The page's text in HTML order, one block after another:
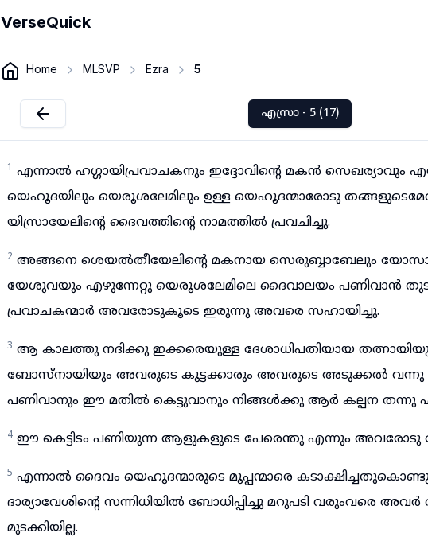
VerseQuick
Home MLSVP Ezra 5
എസ്രാ - 5 (17)
1 എന്നാൽ ഹഗ്ഗായിപ്രവാചകനും ഇദ്ദോവിന്റെ മകൻ സെഖര്യാവും
യെഹൂദയിലും യെരൂശലേമിലും ഉള്ള യെഹൂദന്മാരോടു തങ്ങളുടെമേൽ
യിസ്രായേലിന്റെ ദൈവത്തിന്റെ നാമത്തിൽ പ്രവചിച്ചു.
2 അങ്ങനെ ശെയൽതീയേലിന്റെ മകനായ സെരുബ്ബാബേലും
യേശുവയും എഴുന്നേറ്റു യെരൂശലേമിലെ ദൈവാലയം പണിവാൻ
പ്രവാചകന്മാർ അവരോടുകൂടെ ഇരുന്നു അവരെ സഹായിച്ചു.
3 ആ കാലത്തു നദിക്കു ഇക്കരെയുള്ള ദേശാധിപതിയായ
ബോസ്നായിയും അവരുടെ കൂട്ടക്കാരും അവരുടെ അടുക്കൽ
പണിവാനും ഈ മതിൽ കെട്ടുവാനും നിങ്ങൾക്കു ആർ കല്പന തന്നു
4 ഈ കെട്ടിടം പണിയുന്ന ആളുകളുടെ പേരെന്തു എന്നും അവരോടു
5 എന്നാൽ ദൈവം യെഹൂദന്മാരുടെ മൂപ്പന്മാരെ
ദാര്യാവേശിന്റെ സന്നിധിയിൽ ബോധിപ്പിച്ചു മറുപടി വരുംവരെ
മുടക്കിയില്ല.